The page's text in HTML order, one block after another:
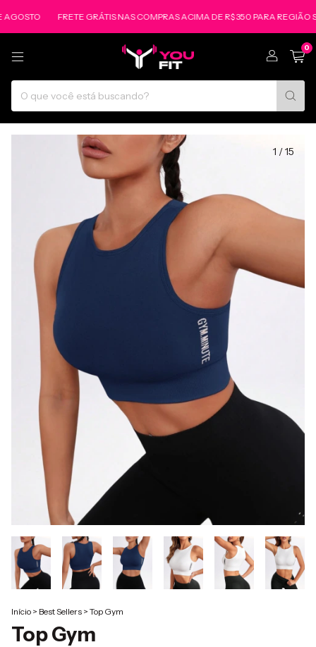
FRETE GRÁTIS NAS COMPRAS ACIMA DE R$ 350 PARA REGIÃO SUL E
0
1 /15
Início > Best Sellers > Top Gym
Top Gym